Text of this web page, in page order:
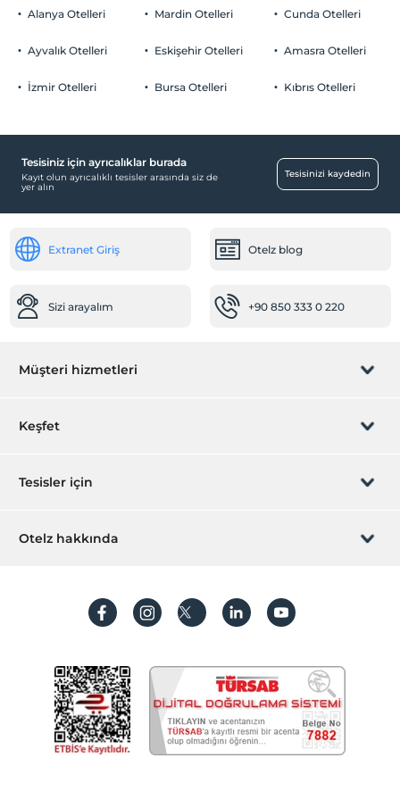
Otopark
Ücretsiz Özel Otopark
Havuz
Transfer servisi (ücretli)
24 saat açık resepsiyon
Yiyecek & İçecek
2 yaşına kadar olan bebekler ücretsizdir.
Alanya Otelleri
Ayvalık Otelleri
İzmir Otelleri
Mardin Otelleri
Eskişehir Otelleri
Bursa Otelleri
Cunda Otelleri
Amasra Otelleri
Kıbrıs Otelleri
Tesisiniz için ayrıcalıklar burada
Kayıt olun ayrıcalıklı tesisler arasında siz de
yer alın
Tesisinizi kaydedin
Extranet Giriş Otelz blog
Sizi arayalım +90 850 333 0 220
Müşteri hizmetleri
Rezervasyon yönet
Sıkça sorulan sorular
İşlem rehberi
Keşfet
Hediye Kart
Hesap oluştur
Tesisler için
Hemen tesisinizi ekleyin
Otelz hakkında
Koşullar ve şartlar
Aydınlatma metni